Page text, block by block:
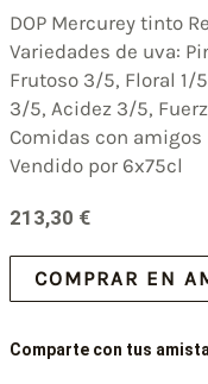
DOP Mercurey tinto
Variedades de uva:
Frutoso 3/5, Floral 1/
3/5, Acidez 3/5,
Comidas con amigos
Vendido por 6x75cl
213,30 €
COMPRAR EN
Comparte con tus